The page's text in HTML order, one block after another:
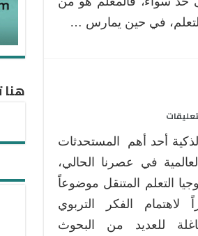
الويب
2.0
في حين يمارس …
دور
الأجهزة
الذكية
في
البيئة
الجامعية
مغلقة
أحد أهم المستحدثات
العالمية في عصرنا الحالي،
التعلم المتنقل موضوعاً
لاهتمام الفكر التربوي
للعديد من البحوث
هنا